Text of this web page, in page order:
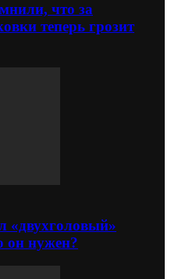
что за
теперь грозит
«двухголовый»
он нужен?